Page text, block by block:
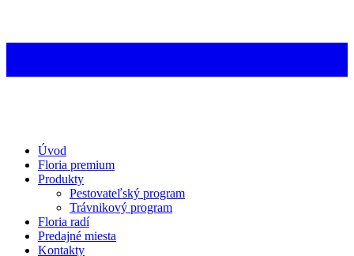
Úvod
Floria premium
Produkty
Pestovateľský program
Trávnikový program
Floria radí
Predajné miesta
Kontakty